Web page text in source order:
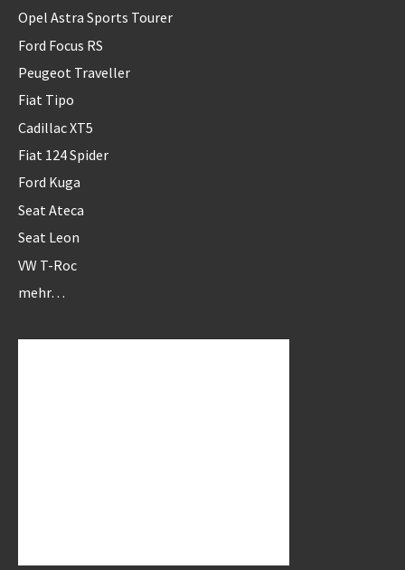
Opel Astra Sports Tourer
Ford Focus RS
Peugeot Traveller
Fiat Tipo
Cadillac XT5
Fiat 124 Spider
Ford Kuga
Seat Ateca
Seat Leon
VW T-Roc
mehr…